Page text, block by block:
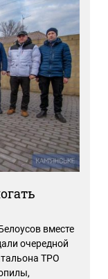
вместе
очередной
ТРО